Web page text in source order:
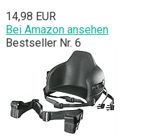
14,98 EUR
Bei Amazon ansehen
Bestseller Nr. 6